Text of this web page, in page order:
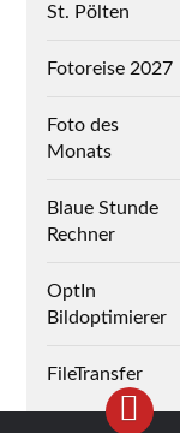
St. Pölten
Fotoreise 2027
Foto des
Monats
Blaue Stunde
Rechner
OptIn
Bildoptimierer
FileTransfer